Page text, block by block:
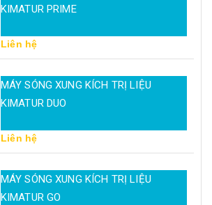
KIMATUR PRIME
Liên hệ
MÁY SÓNG XUNG KÍCH TRỊ LIỆU
KIMATUR DUO
Liên hệ
MÁY SÓNG XUNG KÍCH TRỊ LIỆU
KIMATUR GO